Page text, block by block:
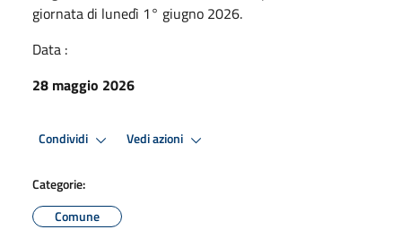
giornata di lunedì 1° giugno 2026.
Data :
28 maggio 2026
Condividi Vedi azioni
Categorie:
Comune